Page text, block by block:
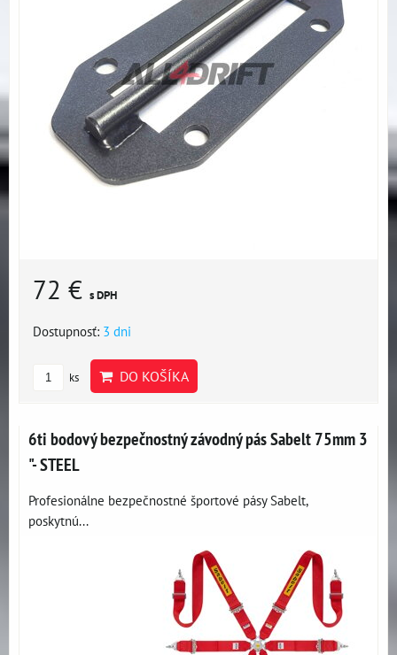
72 € s DPH
Dostupnosť: 3 dni
ks DO KOŠÍKA
6ti bodový bezpečnostný závodný pás Sabelt 75mm 3
"- STEEL
Profesionálne bezpečnostné športové pásy Sabelt,
poskytnú...